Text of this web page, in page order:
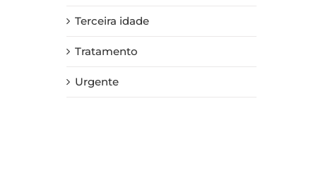
Terceira idade
Tratamento
Urgente